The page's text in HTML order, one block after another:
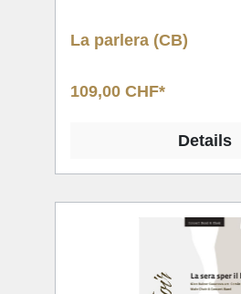
La parlera (CB)
109,00 CHF*
Details